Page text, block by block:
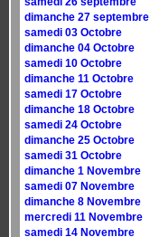
dimanche 27 septembre
samedi 03 Octobre
dimanche 04 Octobre
samedi 10 Octobre
dimanche 11 Octobre
samedi 17 Octobre
dimanche 18 Octobre
samedi 24 Octobre
dimanche 25 Octobre
samedi 31 Octobre
dimanche 1 Novembre
samedi 07 Novembre
dimanche 8 Novembre
mercredi 11 Novembre
samedi 14 Novembre